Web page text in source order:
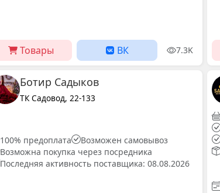
Товары ВК 7.3K
Ботир Садыков
ТК Садовод, 22-133
100% предоплата
Возможен самовывоз
Возможна покупка через посредника
Последняя активность поставщика: 08.08.2026